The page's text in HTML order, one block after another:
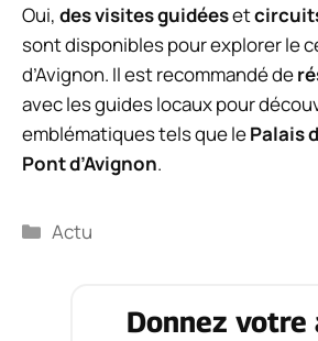
Oui, des visites guidéeset
sont disponibles pour explorer le
d’Avignon. Il est recommandé de
avec les guides locaux pour
emblématiques tels que lePalais
Pont d’Avignon.
Catégories
Actu
Donnez votre